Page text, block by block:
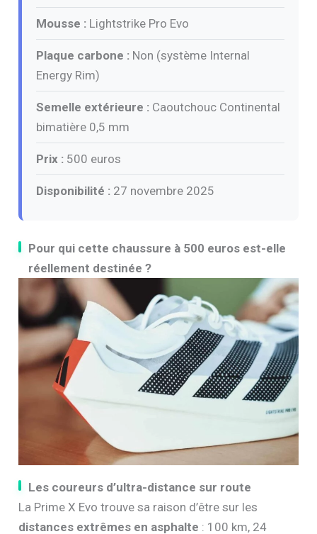
Mousse : Lightstrike Pro Evo
Plaque carbone : Non (système Internal
Energy Rim)
Semelle extérieure : Caoutchouc Continental
bimatière 0,5 mm
Prix : 500 euros
Disponibilité : 27 novembre 2025
Pour qui cette chaussure à 500 euros est-elle
réellement destinée ?
Les coureurs d’ultra-distance sur route
La Prime X Evo trouve sa raison d’être sur les
distances extrêmes en asphalte : 100 km, 24